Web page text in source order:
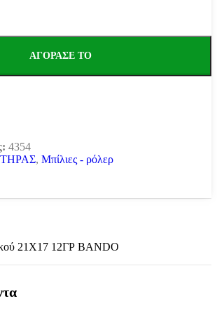
ΑΓΌΡΑΣΕ ΤΟ
4354
, Μπίλιες - ρόλερ
21Χ17 12ΓΡ BANDO